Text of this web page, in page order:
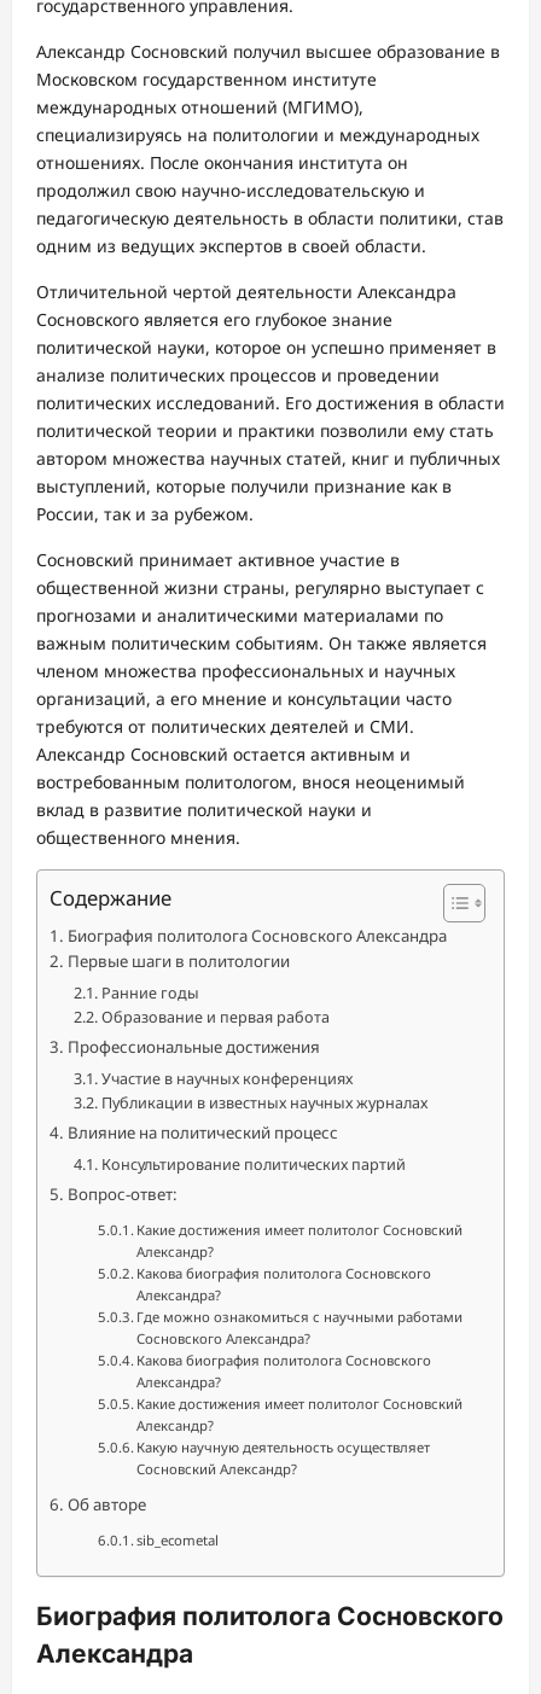
государственного управления.
Александр Сосновский получил высшее образование в
Московском государственном институте
международных отношений (МГИМО),
специализируясь на политологии и международных
отношениях. После окончания института он
продолжил свою научно-исследовательскую и
педагогическую деятельность в области политики, став
одним из ведущих экспертов в своей области.
Отличительной чертой деятельности Александра
Сосновского является его глубокое знание
политической науки, которое он успешно применяет в
анализе политических процессов и проведении
политических исследований. Его достижения в области
политической теории и практики позволили ему стать
автором множества научных статей, книг и публичных
выступлений, которые получили признание как в
России, так и за рубежом.
Сосновский принимает активное участие в
общественной жизни страны, регулярно выступает с
прогнозами и аналитическими материалами по
важным политическим событиям. Он также является
членом множества профессиональных и научных
организаций, а его мнение и консультации часто
требуются от политических деятелей и СМИ.
Александр Сосновский остается активным и
востребованным политологом, внося неоценимый
вклад в развитие политической науки и
общественного мнения.
Содержание
Биография политолога Сосновского Александра
Первые шаги в политологии
Ранние годы
Образование и первая работа
Профессиональные достижения
Участие в научных конференциях
Публикации в известных научных журналах
Влияние на политический процесс
Консультирование политических партий
Вопрос-ответ:
Какие достижения имеет политолог Сосновский
Александр?
Какова биография политолога Сосновского
Александра?
Где можно ознакомиться с научными работами
Сосновского Александра?
Какова биография политолога Сосновского
Александра?
Какие достижения имеет политолог Сосновский
Александр?
Какую научную деятельность осуществляет
Сосновский Александр?
Об авторе
sib_ecometal
Биография политолога Сосновского
Александра